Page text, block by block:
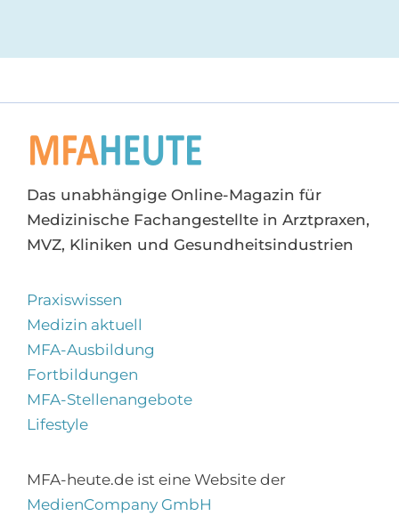
Das unabhängige Online-Magazin für
Medizinische Fachangestellte in Arztpraxen,
MVZ, Kliniken und Gesundheitsindustrien
Praxiswissen
Medizin aktuell
MFA-Ausbildung
Fortbildungen
MFA-Stellenangebote
Lifestyle
MFA-heute.de ist eine Website der
MedienCompany GmbH